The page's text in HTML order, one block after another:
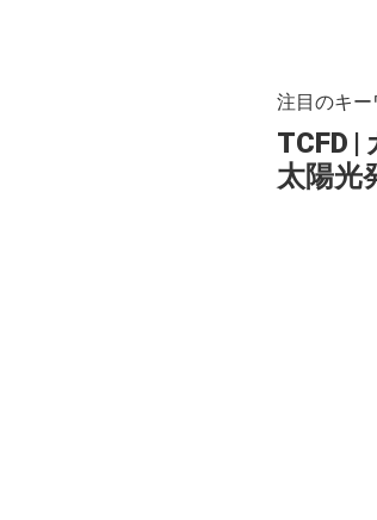
注目のキ
TCFD |
太陽光